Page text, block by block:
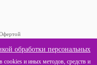
обработки персональных
cookies и иных методов, средств и